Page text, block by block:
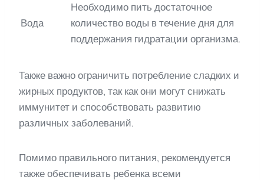
Вода
Необходимо пить достаточное
количество воды в течение дня для
поддержания гидратации организма.
Также важно ограничить потребление сладких и
жирных продуктов, так как они могут снижать
иммунитет и способствовать развитию
различных заболеваний.
Помимо правильного питания, рекомендуется
также обеспечивать ребенка всеми